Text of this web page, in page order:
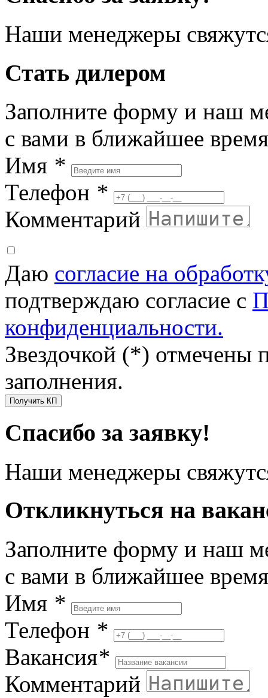
Наши менеджеры
Стать дилером
Заполните форму и наш
с вами в ближайшее время
Имя *
Телефон *
Комментарий
Даю согласие на
подтверждаю согласие с
конфиденциальности.
Звездочкой (*) отмечены
заполнения.
Получить КП
Спасибо за заявку!
Наши менеджеры
Откликнуться на
Заполните форму и наш
с вами в ближайшее время
Имя *
Телефон *
Вакансия*
Комментарий